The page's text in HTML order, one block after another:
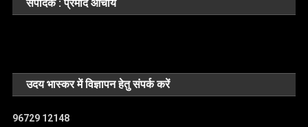
संपादक : प्रमोद आचार्य
उदय भास्कर में विज्ञापन हेतु संपर्क करें
96729 12148